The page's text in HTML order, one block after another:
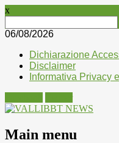
x
per:
06/08/2026
Dichiarazione
Disclaimer
Informativa Privacy
Main menu